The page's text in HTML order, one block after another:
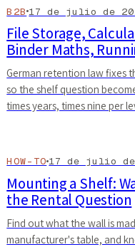
B2B17 de julio de
File Storage,
Binder Maths,
German retention law fixes
so the shelf question
times years, times nine per
HOW-TO17 de julio de
Mounting a Shelf:
the Rental Question
Find out what the wall is
manufacturer's table, and